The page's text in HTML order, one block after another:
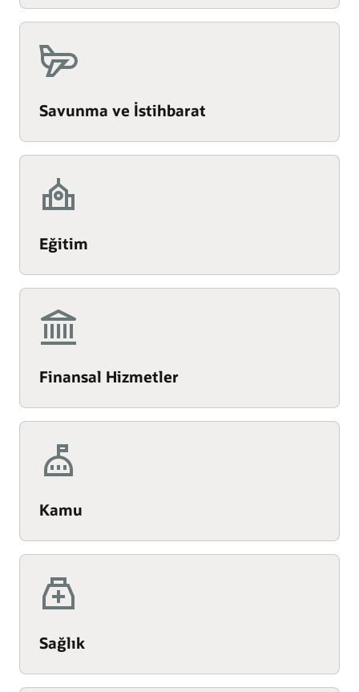
Savunma ve İstihbarat
Eğitim
Finansal Hizmetler
Kamu
Sağlık